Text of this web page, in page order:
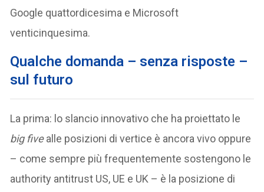
Google quattordicesima e Microsoft
venticinquesima.
Qualche domanda – senza risposte –
sul futuro
La prima: lo slancio innovativo che ha proiettato le
big fivealle posizioni di vertice è ancora vivo oppure
– come sempre più frequentemente sostengono le
authority antitrust US, UE e UK – è la posizione di